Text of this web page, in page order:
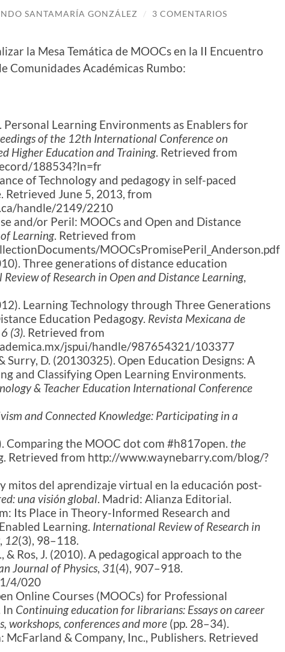
SANTAMARÍA GONZÁLEZ / 3 COMENTARIOS
la Mesa Temática de MOOCs en la II Encuentro
Comunidades Académicas Rumbo:
Personal Learning Environments as Enablers for
of the 12th International Conference on
Higher Education and Training. Retrieved from
188534?ln=fr
of Technology and pedagogy in self-paced
June 5, 2013, from
handle/2149/2210
and/or Peril: MOOCs and Open and Distance
Learning. Retrieved from
MOOCsPromisePeril_Anderson.pdf
Three generations of distance education
of Research in Open and Distance Learning,
Learning Technology through Three Generations
Education Pedagogy. Revista Mexicana de
(3). Retrieved from
jspui/handle/987654321/103377
Surry, D. (20130325). Open Education Designs: A
and Classifying Open Learning Environments.
& Teacher Education International Conference
and Connected Knowledge: Participating in a
Comparing the MOOC dot com #h817open. the
Retrieved from http://www.waynebarry.com/blog/?
y mitos del aprendizaje virtual en la educación post-
una visión global. Madrid: Alianza Editorial.
Its Place in Theory-Informed Research and
Learning. International Review of Research in
, 12(3), 98–118.
& Ros, J. (2010). A pedagogical approach to the
Journal of Physics, 31(4), 907–918.
4/020
Online Courses (MOOCs) for Professional
In Continuing education for librarians: Essays on career
workshops, conferences and more (pp. 28–34).
& Company, Inc., Publishers. Retrieved